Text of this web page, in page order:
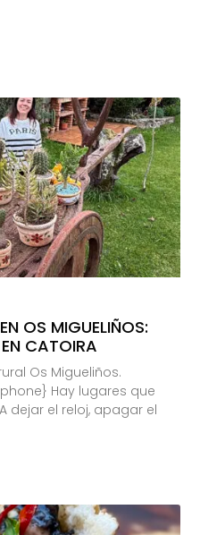
OS MIGUELIÑOS:
CATOIRA
Os Migueliños.
Hay lugares que
dejar el reloj, apagar el